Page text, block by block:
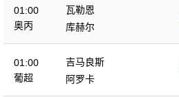
01:00
奥丙
瓦勒恩
库赫尔
01:00
葡超
吉马良斯
阿罗卡